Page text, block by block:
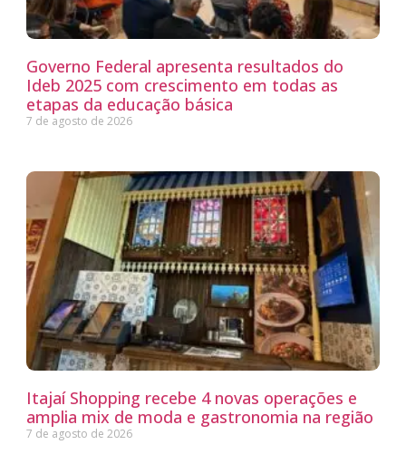
Governo Federal apresenta resultados do
Ideb 2025 com crescimento em todas as
etapas da educação básica
7 de agosto de 2026
Itajaí Shopping recebe 4 novas operações e
amplia mix de moda e gastronomia na região
7 de agosto de 2026